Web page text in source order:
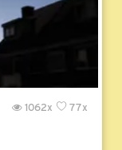
77x
1062x